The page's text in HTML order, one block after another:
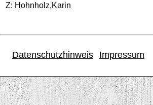
Z: Hohnholz,Karin
Datenschutzhinweis Impressum